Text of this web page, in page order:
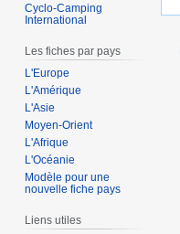
Cyclo-Camping
International
Les fiches par pays
L'Europe
L'Amérique
L'Asie
Moyen-Orient
L'Afrique
L'Océanie
Modèle pour une
nouvelle fiche pays
Liens utiles